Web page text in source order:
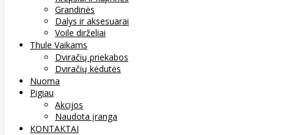
Grandinės
Dalys ir aksesuarai
Voile dirželiai
Thule Vaikams
Dviračių priekabos
Dviračių kėdutės
Nuoma
Pigiau
Akcijos
Naudota įranga
KONTAKTAI